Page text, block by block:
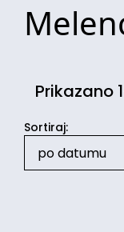
Prikazano
Sortiraj:
po datumu